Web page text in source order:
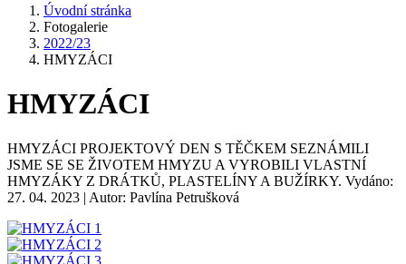
Úvodní stránka
Fotogalerie
2022/23
HMYZÁCI
HMYZÁCI
HMYZÁCI PROJEKTOVÝ DEN S TĚČKEM SEZNÁMILI
JSME SE SE ŽIVOTEM HMYZU A VYROBILI VLASTNÍ
HMYZÁKY Z DRÁTKŮ, PLASTELÍNY A BUŽÍRKY. Vydáno:
27. 04. 2023 | Autor: Pavlína Petrušková